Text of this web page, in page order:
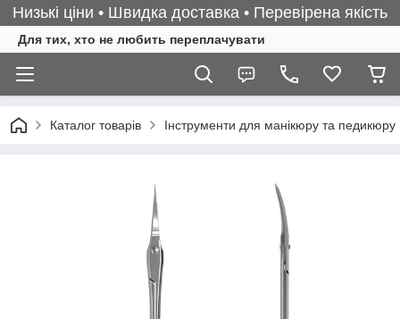
Низькі ціни • Швидка доставка • Перевірена якість
Для тих, хто не любить переплачувати
Каталог товарів Інструменти для манікюру та педикюру